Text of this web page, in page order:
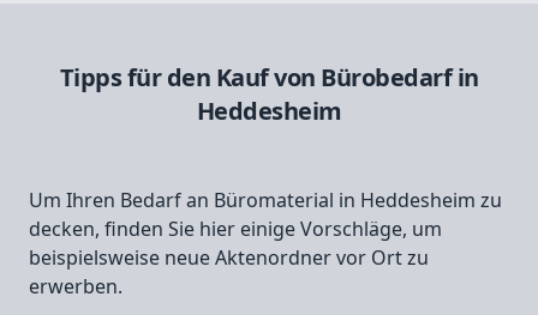
Tipps für den Kauf von Bürobedarf in
Heddesheim
Um Ihren Bedarf an Büromaterial in Heddesheim zu
decken, finden Sie hier einige Vorschläge, um
beispielsweise neue Aktenordner vor Ort zu
erwerben.